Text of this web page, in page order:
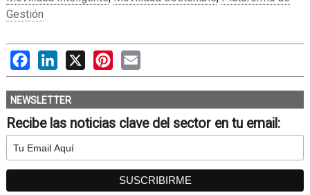
Gestión
FacebookLinkedIn Pinterest
NEWSLETTER
Recibe las noticias clave del sector en tu email: